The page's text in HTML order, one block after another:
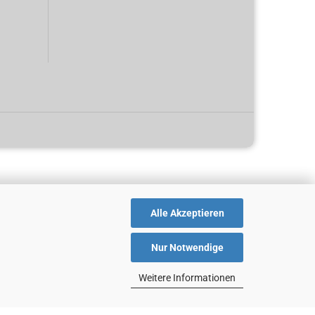
Alle Akzeptieren
Nur Notwendige
Weitere Informationen